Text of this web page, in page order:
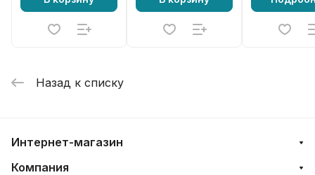
Назад к списку
Интернет-магазин
Компания